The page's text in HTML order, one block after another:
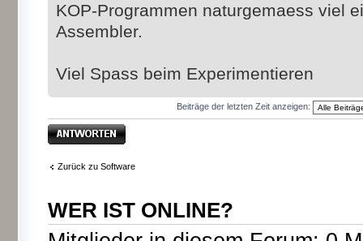
KOP-Programmen naturgemaess viel
Assembler.
Viel Spass beim Experimentieren
Beiträge der letzten Zeit anzeigen:
Antwort erstellen
Zurück zu Software
WER IST ONLINE?